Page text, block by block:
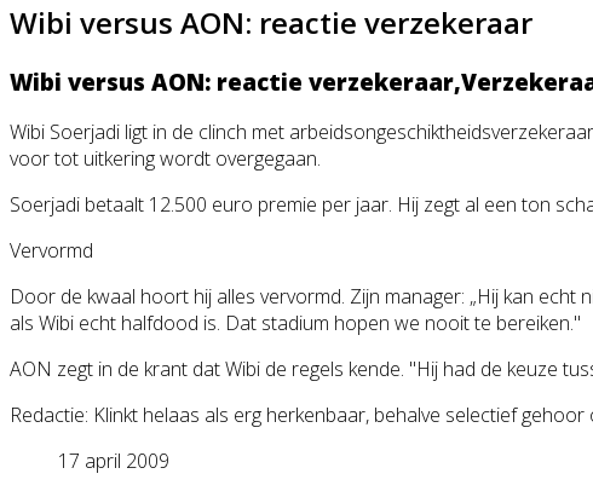
Wibi versus AON: reactie verzekeraar
Wibi versus AON: reactie
Wibi Soerjadi ligt in de clinch met arbeidsongeschiktheidsverzeker
voor tot uitkering wordt overgegaan.
Soerjadi betaalt 12.500 euro premie per jaar. Hij zegt al een ton
Vervormd
Door de kwaal hoort hij alles vervormd. Zijn manager: „Hij kan
als Wibi echt halfdood is. Dat stadium hopen we nooit te bereiken."
AON zegt in de krant dat Wibi de regels kende. "Hij had de keuze
Redactie: Klinkt helaas als erg herkenbaar, behalve selectief gehoor
17 april 2009